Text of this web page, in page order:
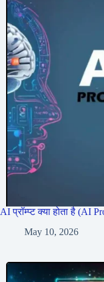
AI प्रॉम्प्ट क्या होता है (AI
May 10, 2026